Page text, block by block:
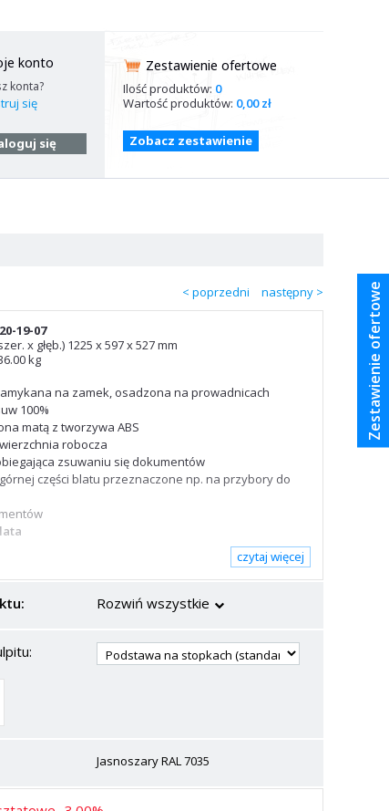
Zestawienie ofertowe
konto
konta?
się
się
Zestawienie ofertowe
Ilość produktów: 0
Wartość produktów: 0,00 zł
Zobacz zestawienie
< poprzedni następny >
19-07
x głęb.) 1225 x 597 x 527 mm
kg
na zamek, osadzona na prowadnicach
100%
matą z tworzywa ABS
robocza
zsuwaniu się dokumentów
części blatu przeznaczone np. na przybory do
czytaj więcej
Rozwiń wszystkie
Jasnoszary RAL 7035